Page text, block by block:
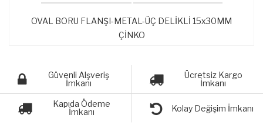
OVAL BORU FLANŞI-METAL-ÜÇ DELİKLİ 15x30MM
ÇİNKO
Güvenli Alşveriş
İmkanı
Ücretsiz Kargo
İmkanı
Kapıda Ödeme
İmkanı
Kolay Değişim İmkanı